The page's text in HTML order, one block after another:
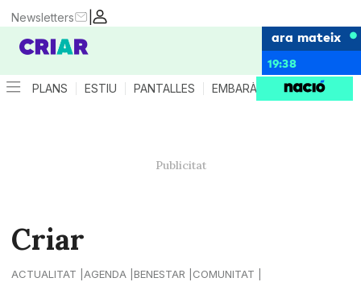
|
Newsletters
ara mateix
19:38
PLANS ESTIU PANTALLES EMBARÀS CRIANÇA
Criar
ACTUALITAT AGENDA BENESTAR
COMUNITAT